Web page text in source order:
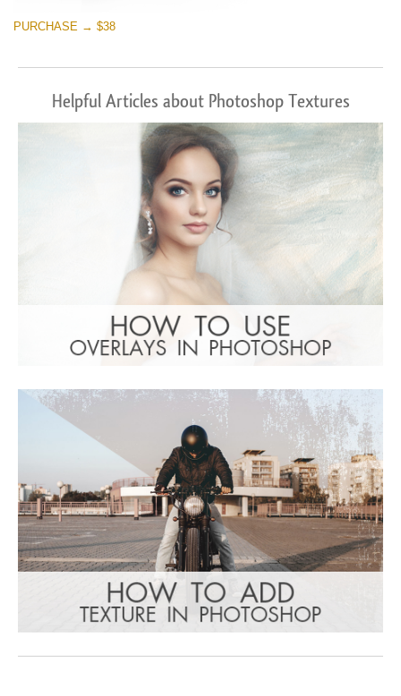
PURCHASE → $38
Helpful Articles about Photoshop Textures